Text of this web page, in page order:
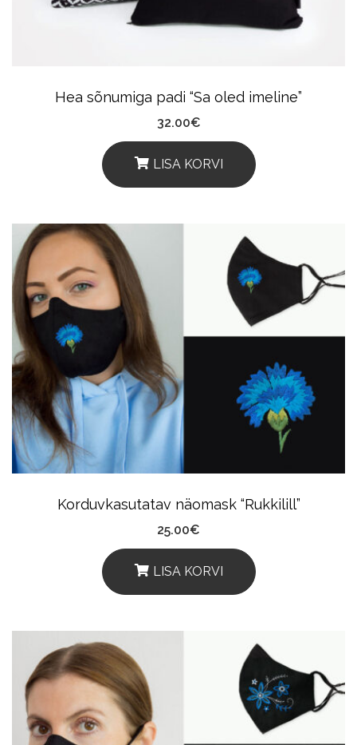
Product
Hea sõnumiga padi “Sa oled imeline”
32.00€
LISA KORVI
Korduvkasutatav näomask “Rukkilill”
25.00€
LISA KORVI